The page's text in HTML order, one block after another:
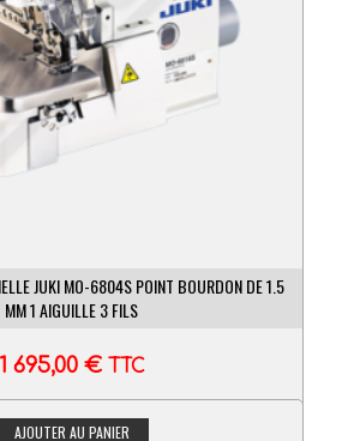
JUKI MO-6804S POINT BOURDON DE 1.5
MM 1 AIGUILLE 3 FILS
1 695,00 € TTC
AJOUTER AU PANIER